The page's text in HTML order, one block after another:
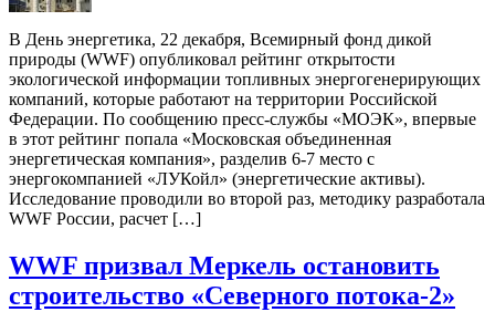
В День энергетика, 22 декабря, Всемирный фонд дикой
природы (WWF) опубликовал рейтинг открытости
экологической информации топливных энергогенерирующих
компаний, которые работают на территории Российской
Федерации. По сообщению пресс-службы «МОЭК», впервые
в этот рейтинг попала «Московская объединенная
энергетическая компания», разделив 6-7 место с
энергокомпанией «ЛУКойл» (энергетические активы).
Исследование проводили во второй раз, методику разработала
WWF России, расчет […]
WWF призвал Меркель остановить
строительство «Северного потока-2»